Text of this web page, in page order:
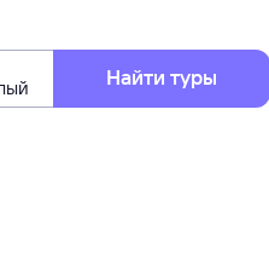
Найти туры